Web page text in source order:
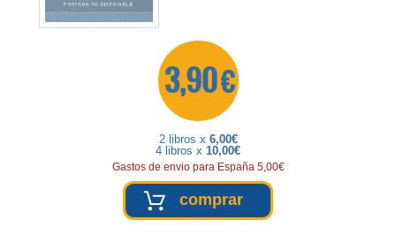
3,90 €
2 libros x 6,00€
4 libros x 10,00€
Gastos de envio para España 5,00€
comprar